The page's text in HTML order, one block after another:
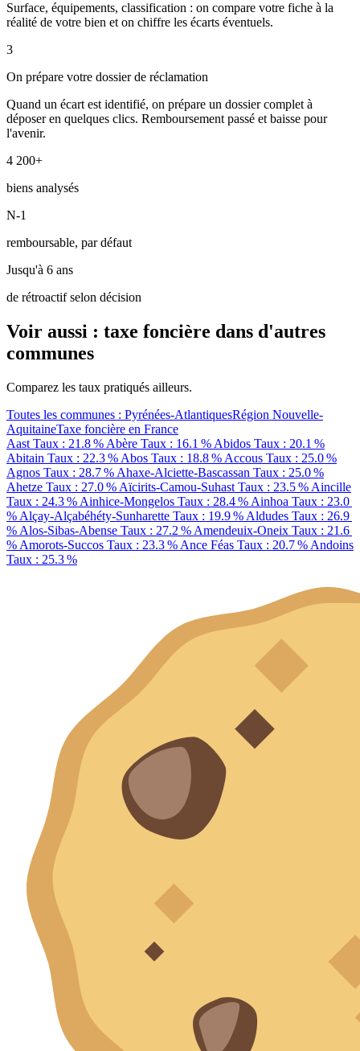
Surface, équipements, classification : on compare votre fiche à la
réalité de votre bien et on chiffre les écarts éventuels.
3
On prépare votre dossier de réclamation
Quand un écart est identifié, on prépare un dossier complet à
déposer en quelques clics. Remboursement passé et baisse pour
l'avenir.
4 200+
biens analysés
N-1
remboursable, par défaut
Jusqu'à 6 ans
de rétroactif selon décision
Voir aussi : taxe foncière dans d'autres
communes
Comparez les taux pratiqués ailleurs.
Toutes les communes : Pyrénées-AtlantiquesRégion Nouvelle-
AquitaineTaxe foncière en France
Aast Taux : 21.8 % Abère Taux : 16.1 % Abidos Taux : 20.1 %
Abitain Taux : 22.3 % Abos Taux : 18.8 % Accous Taux : 25.0 %
Agnos Taux : 28.7 % Ahaxe-Alciette-Bascassan Taux : 25.0 %
Ahetze Taux : 27.0 % Aïcirits-Camou-Suhast Taux : 23.5 % Aincille
Taux : 24.3 % Ainhice-Mongelos Taux : 28.4 % Ainhoa Taux : 23.0
% Alçay-Alçabéhéty-Sunharette Taux : 19.9 % Aldudes Taux : 26.9
% Alos-Sibas-Abense Taux : 27.2 % Amendeuix-Oneix Taux : 21.6
% Amorots-Succos Taux : 23.3 % Ance Féas Taux : 20.7 % Andoins
Taux : 25.3 %